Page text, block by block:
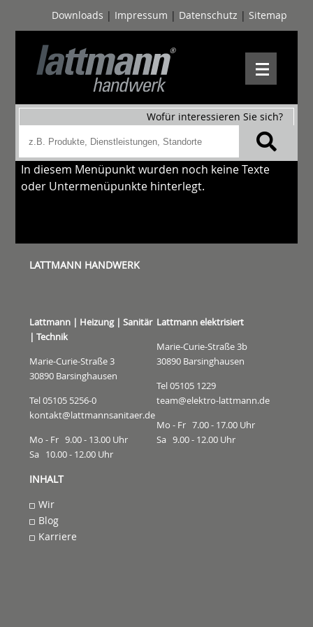
Downloads | Impressum | Datenschutz | Sitemap
Wofür interessieren Sie sich?
In diesem Menüpunkt wurden noch keine Texte
oder Untermenüpunkte hinterlegt.
LATTMANN HANDWERK
Lattmann | Heizung | Sanitär
| Technik
Marie-Curie-Straße 3
30890 Barsinghausen
Tel 05105 5256-0
kontakt@lattmannsanitaer.de
Mo - Fr 9.00 - 13.00 Uhr
Sa 10.00 - 12.00 Uhr
Lattmann elektrisiert
Marie-Curie-Straße 3b
30890 Barsinghausen
Tel 05105 1229
team@elektro-lattmann.de
Mo - Fr 7.00 - 17.00 Uhr
Sa 9.00 - 12.00 Uhr
INHALT
Wir
Blog
Karriere